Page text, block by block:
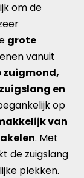
om de
grote
vanuit
zuigmond,
en
op
van
. Met
de zuigslang
plekken.